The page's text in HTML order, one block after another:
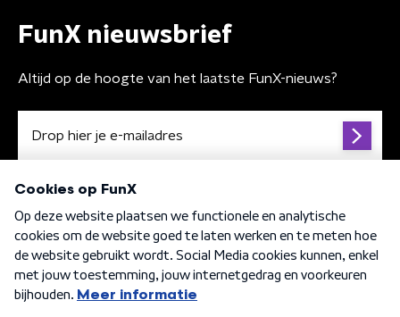
FunX nieuwsbrief
Altijd op de hoogte van het laatste FunX-nieuws?
Algemene voorwaarden Privacybeleid